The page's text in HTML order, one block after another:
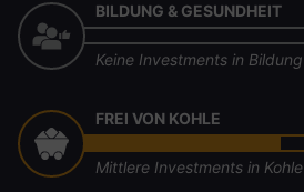
BILDUNG & GESUNDHEIT
Keine Investments in
FREI VON KOHLE
Mittlere Investments in Kohle